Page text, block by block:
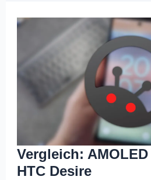
Vergleich:
HTC Desire